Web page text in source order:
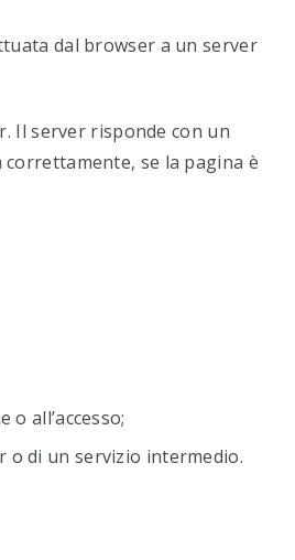
dal browser a un server
Il server risponde con un
correttamente, se la pagina è
all’accesso;
o di un servizio intermedio.